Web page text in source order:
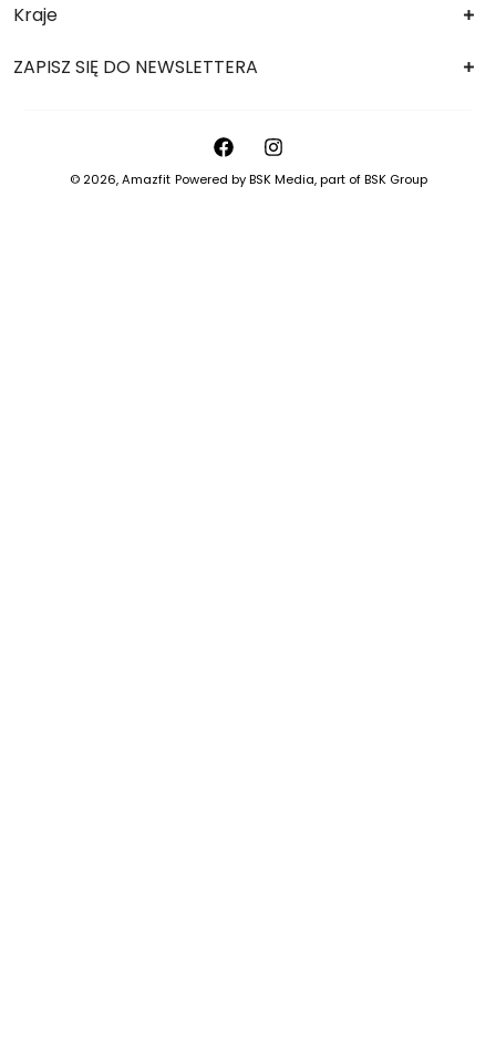
Kraje
ZAPISZ SIĘ DO NEWSLETTERA
© 2026,Amazfit Powered byBSK Media, part ofBSK Group